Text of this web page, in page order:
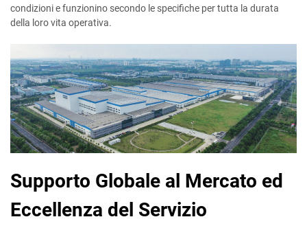
condizioni e funzionino secondo le specifiche per tutta la durata
della loro vita operativa.
Supporto Globale al Mercato ed
Eccellenza del Servizio